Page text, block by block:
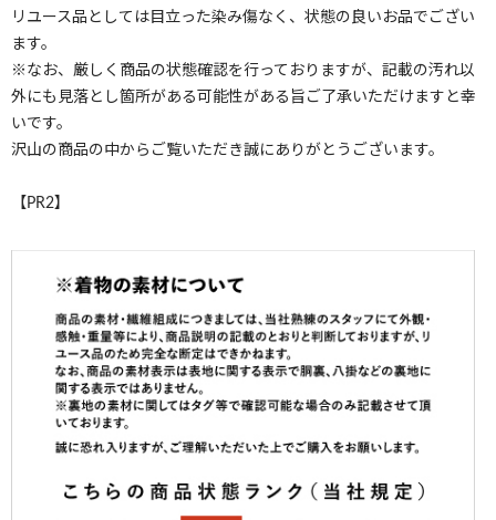
リユース品としては目立った染み傷なく、状態の良いお品でござい
ます。
※なお、厳しく商品の状態確認を行っておりますが、記載の汚れ以
外にも見落とし箇所がある可能性がある旨ご了承いただけますと幸
いです。
沢山の商品の中からご覧いただき誠にありがとうございます。
【PR2】